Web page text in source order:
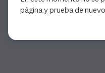
página y prueba de